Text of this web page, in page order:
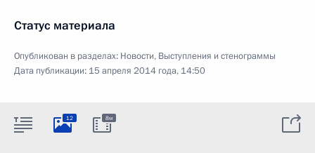
Статус материала
Опубликован в разделах: Новости, Выступления и стенограммы
Дата публикации: 15 апреля 2014 года, 14:50
12 8м